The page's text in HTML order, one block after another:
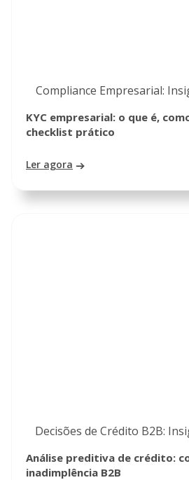
Compliance Empresarial:
KYC empresarial: o que é,
checklist prático
Ler agora
Decisões de Crédito B2B:
Análise preditiva de crédito:
inadimplência B2B